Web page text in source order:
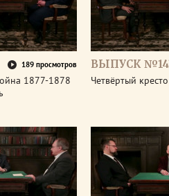
189 просмотров
1877-1878
ВЫПУСК
Четвёртый